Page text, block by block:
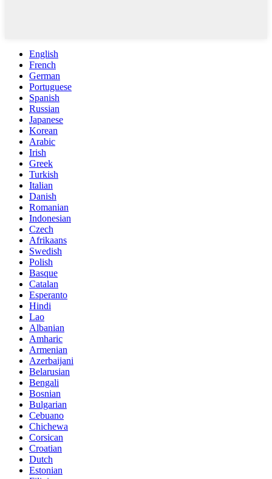
English
French
German
Portuguese
Spanish
Russian
Japanese
Korean
Arabic
Irish
Greek
Turkish
Italian
Danish
Romanian
Indonesian
Czech
Afrikaans
Swedish
Polish
Basque
Catalan
Esperanto
Hindi
Lao
Albanian
Amharic
Armenian
Azerbaijani
Belarusian
Bengali
Bosnian
Bulgarian
Cebuano
Chichewa
Corsican
Croatian
Dutch
Estonian